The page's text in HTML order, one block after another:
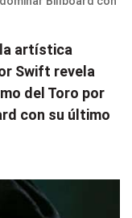
artística
Swift revela
del Toro por
con su último